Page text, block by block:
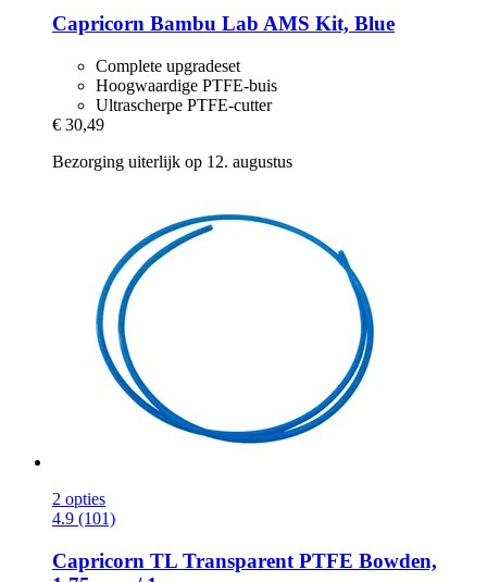
Capricorn Bambu Lab AMS Kit, Blue
Complete upgradeset
Hoogwaardige PTFE-buis
Ultrascherpe PTFE-cutter
€ 30,49
Bezorging uiterlijk op 12. augustus
2 opties
4.9 (101)
Capricorn TL Transparent PTFE Bowden,